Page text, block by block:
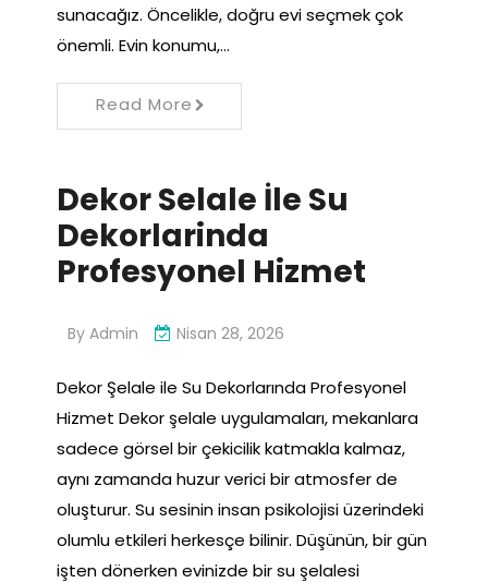
sunacağız. Öncelikle, doğru evi seçmek çok
önemli. Evin konumu,…
Read More
Dekor Selale İle Su
Dekorlarinda
Profesyonel Hizmet
By Admin Nisan 28, 2026
Dekor Şelale ile Su Dekorlarında Profesyonel
Hizmet Dekor şelale uygulamaları, mekanlara
sadece görsel bir çekicilik katmakla kalmaz,
aynı zamanda huzur verici bir atmosfer de
oluşturur. Su sesinin insan psikolojisi üzerindeki
olumlu etkileri herkesçe bilinir. Düşünün, bir gün
işten dönerken evinizde bir su şelalesi